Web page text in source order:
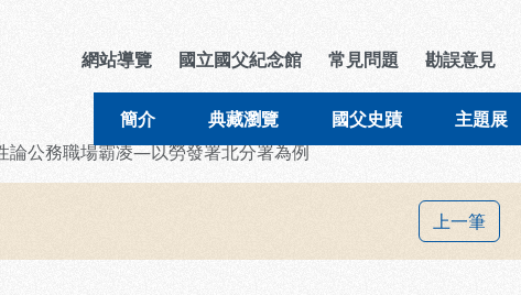
導覽列區
網站導覽 國立國父紀念館 常見問題 勘誤意見
簡介 典藏瀏覽 國父史蹟 主題展
論公務職場霸凌—以勞發署北分署為例
上一筆